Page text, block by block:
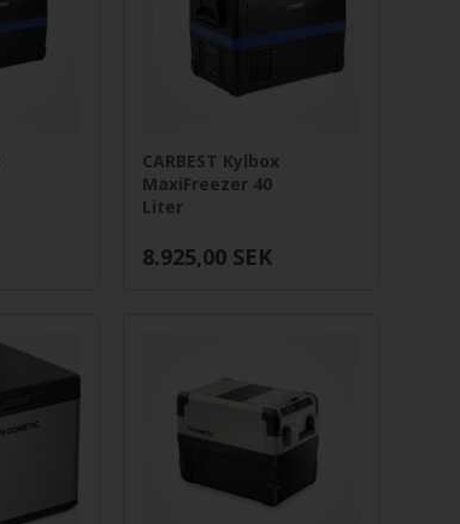
CARBEST Kylbox
MaxiFreezer 40
Liter
8.925,00 SEK